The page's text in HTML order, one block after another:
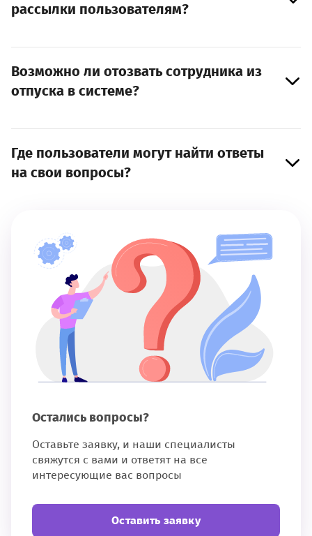
рассылки пользователям?
Возможно ли отозвать сотрудника из
отпуска в системе?
Где пользователи могут найти ответы
на свои вопросы?
Остались вопросы?
Оставьте заявку, и наши специалисты
свяжутся с вами и ответят на все
интересующие вас вопросы
Оставить заявку